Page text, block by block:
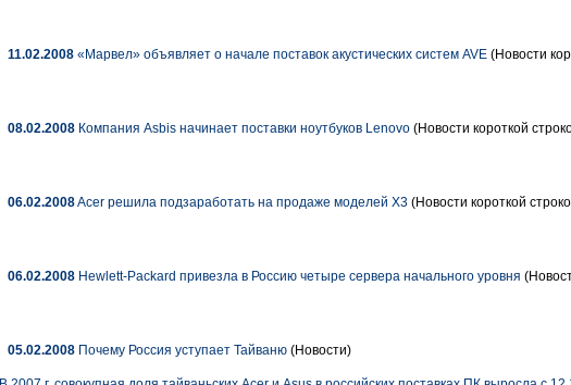
11.02.2008 «Марвел» объявляет о начале поставок акустических систем AVE (Новости
08.02.2008 Компания Asbis начинает поставки ноутбуков Lenovo (Новости короткой
06.02.2008Acer решила подзаработать на продаже моделей X3 (Новости короткой
06.02.2008 Hewlett-Packard привезла в Россию четыре сервера начального уровня
05.02.2008 Почему Россия уступает Тайваню (Новости)